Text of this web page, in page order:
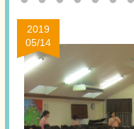
2019
05/14